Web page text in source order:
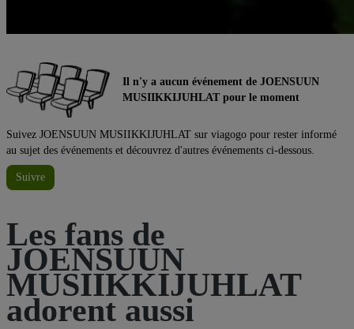
Il n'y a aucun événement de JOENSUUN
MUSIIKKIJUHLAT pour le moment
Suivez JOENSUUN MUSIIKKIJUHLAT sur viagogo pour rester informé
au sujet des événements et découvrez d'autres événements ci-dessous.
Suivre
Les fans de
JOENSUUN
MUSIIKKIJUHLAT
adorent aussi